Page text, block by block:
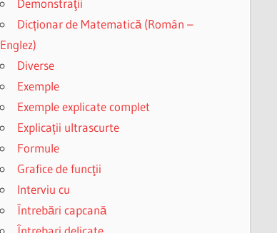
Demonstraţii
Dicționar de Matematică (Român –
Englez)
Diverse
Exemple
Exemple explicate complet
Explicații ultrascurte
Formule
Grafice de funcţii
Interviu cu
Întrebări capcană